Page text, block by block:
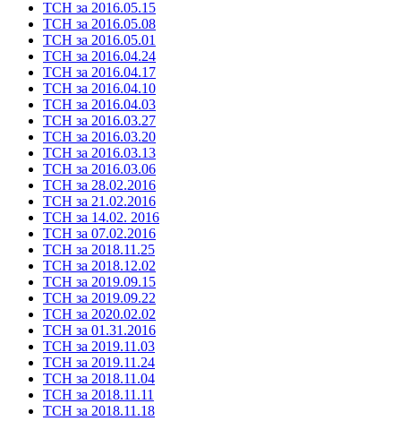
ТСН за 2016.05.15
ТСН за 2016.05.08
ТСН за 2016.05.01
ТСН за 2016.04.24
ТСН за 2016.04.17
ТСН за 2016.04.10
ТСН за 2016.04.03
ТСН за 2016.03.27
ТСН за 2016.03.20
ТСН за 2016.03.13
ТСН за 2016.03.06
ТСН за 28.02.2016
ТСН за 21.02.2016
ТСН за 14.02. 2016
ТСН за 07.02.2016
ТСН за 2018.11.25
ТСН за 2018.12.02
ТСН за 2019.09.15
ТСН за 2019.09.22
ТСН за 2020.02.02
ТСН за 01.31.2016
ТСН за 2019.11.03
ТСН за 2019.11.24
ТСН за 2018.11.04
ТСН за 2018.11.11
ТСН за 2018.11.18